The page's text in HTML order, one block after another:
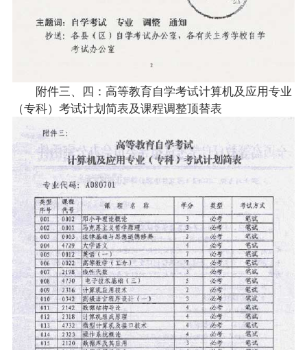
附件三、四：高等教育自学考试计算机及应用专业
（专科） 考试计划简表及课程调整顶替表